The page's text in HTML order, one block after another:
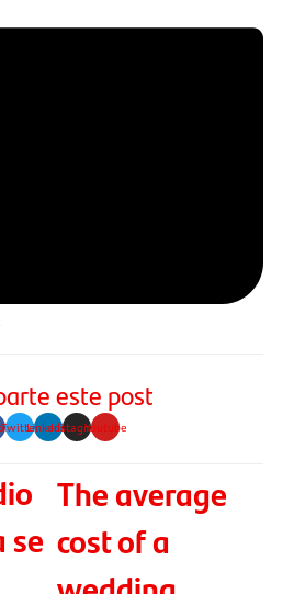
este post
TwitterLinkedinInstagramYoutube
se
The average
cost of a